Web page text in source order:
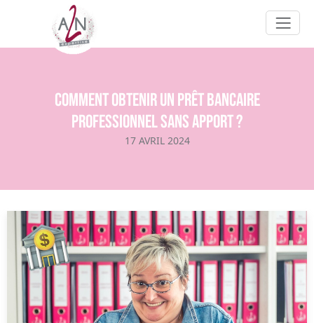
Comment obtenir un prêt bancaire
professionnel sans apport ?
17 AVRIL 2024